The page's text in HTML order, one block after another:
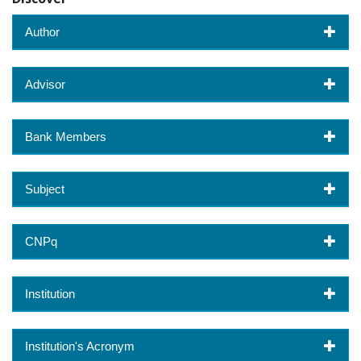
Author
Advisor
Bank Members
Subject
CNPq
Institution
Institution's Acronym